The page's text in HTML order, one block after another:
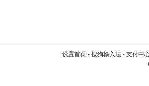
设置首页 - 搜狗输入法 - 支付中